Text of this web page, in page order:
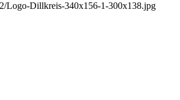
Logo-Dillkreis-340x156-1-300x138.jpg